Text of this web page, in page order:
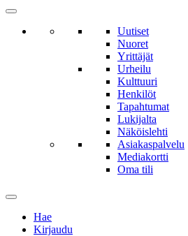
Uutiset
Nuoret
Yrittäjät
Urheilu
Kulttuuri
Henkilöt
Tapahtumat
Lukijalta
Näköislehti
Asiakaspalvelu
Mediakortti
Oma tili
Hae
Kirjaudu